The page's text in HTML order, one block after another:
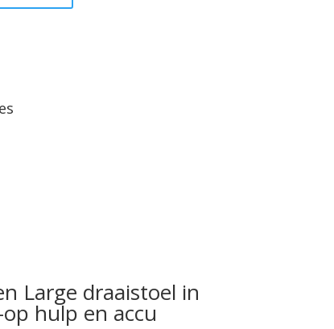
Large draaistoel in
hulp en accu